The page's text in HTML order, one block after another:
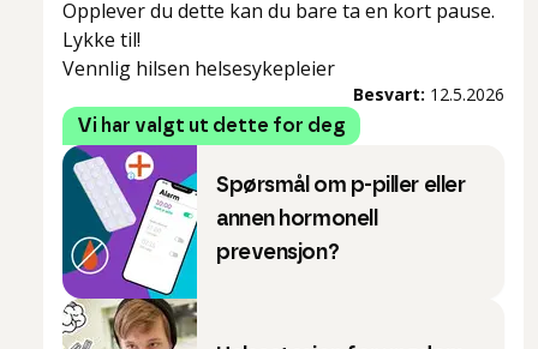
Opplever du dette kan du bare ta en kort pause.
Lykke til!
Vennlig hilsen helsesykepleier
Besvart: 12.5.2026
Vi har valgt ut dette for deg
Spørsmål om p-piller eller
annen hormonell
prevensjon?